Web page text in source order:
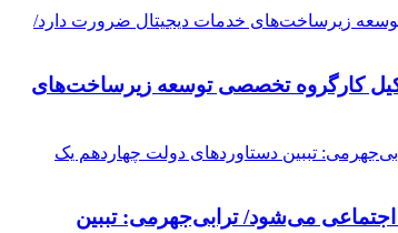
کارگروه تخصصی توسعه زیرساخت‌های
می‌شود/ ترابی‌جهرمی: تببین